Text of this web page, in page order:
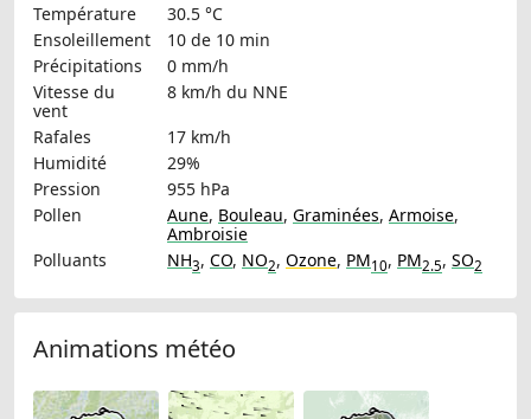
Température
30.5 °C
Ensoleillement
10 de 10 min
Précipitations
0 mm/h
Vitesse du
vent
8 km/h du NNE
Rafales
17 km/h
Humidité
29%
Pression
955 hPa
Pollen
Aune, Bouleau, Graminées, Armoise,
Ambroisie
Polluants
NH3, CO, NO2, Ozone, PM10, PM2.5, SO2
Animations météo